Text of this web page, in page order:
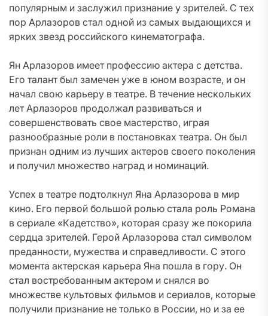
популярным и заслужил признание у зрителей. С тех
пор Арлазоров стал одной из самых выдающихся и
ярких звезд российского кинематографа.
Ян Арлазоров имеет профессию актера с детства.
Его талант был замечен уже в юном возрасте, и он
начал свою карьеру в театре. В течение нескольких
лет Арлазоров продолжал развиваться и
совершенствовать свое мастерство, играя
разнообразные роли в постановках театра. Он был
признан одним из лучших актеров своего поколения
и получил множество наград и номинаций.
Успех в театре подтолкнул Яна Арлазорова в мир
кино. Его первой большой ролью стала роль Романа
в сериале «Кадетство», которая сразу же покорила
сердца зрителей. Герой Арлазорова стал символом
преданности, мужества и справедливости. С этого
момента актерская карьера Яна пошла в гору. Он
стал востребованным актером и снялся во
множестве культовых фильмов и сериалов, которые
получили признание не только в России, но и за ее